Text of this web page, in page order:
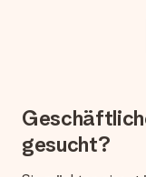
noch eines unserer
Geschenk die
Personalisierung. So
Hat mein Foto die
Wir möchten
gesucht?